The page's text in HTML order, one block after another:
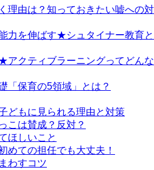
理由は？知っておきたい嘘への対
力を伸ばす★シュタイナー教育と
アクティブラーニングってどんな
「保育の5領域」とは？
どもに見られる理由と対策
こは賛成？反対？
ほしいこと
めての担任でも大丈夫！
わすコツ